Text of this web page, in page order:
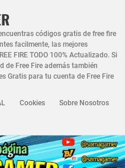
códigos gratis de free fire
facilmente, las mejores
FIRE TODO 100% Actualizado. Si
de Free Fire además también
Gratis para tu cuenta de Free Fire
Cookies Sobre Nosotros